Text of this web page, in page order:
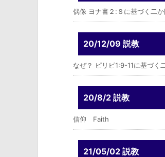
偶像 ヨナ書２:８に基づく二
20/12/09 説教
なぜ？ ピリピ1:9-11に基づく
20/8/2 説教
信仰 Faith
21/05/02 説教